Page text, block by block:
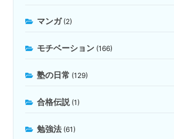
マンガ(2)
モチベーション (166)
塾の日常 (129)
合格伝説(1)
勉強法 (61)